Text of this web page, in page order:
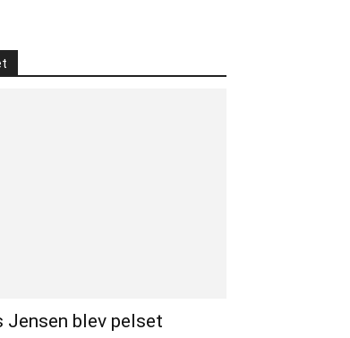
Jensen blev pelset